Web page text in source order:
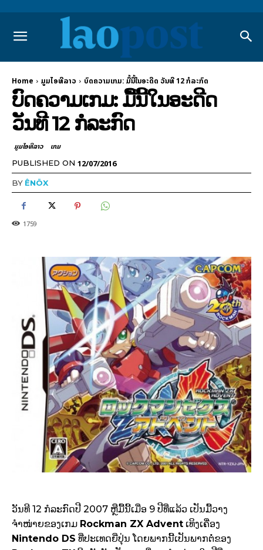
Home ມູມໄອທີລາວ ບົດຄວາມເກມ: ມື້ນີ້ໃນອະດີດ ວັນທີ 12 ກໍລະກົດ
ບົດຄວາມເກມ: ມື້ນີ້ໃນອະດີດ
ວັນທີ 12 ກໍລະກົດ
ມູມໄອທີລາວ ເກມ
PUBLISHED ON 12/07/2016
BY ÊNÖX
1759
ວັນທີ 12 ກໍລະກົດປີ 2007 ຫຼືມື້ນີ້ເມື່ອ 9 ປີທີ່ແລ້ວ ເປັນມື້ວາງ
ຈຳໜ່າຍຂອງເກມ Rockman ZX Advent ເທິງເຄື່ອງ
Nintendo DS ທີ່ປະເທດຍີ່ປຸ່ນ ໂດຍພາກນີ້ເປັນພາກຕໍ່ຂອງ